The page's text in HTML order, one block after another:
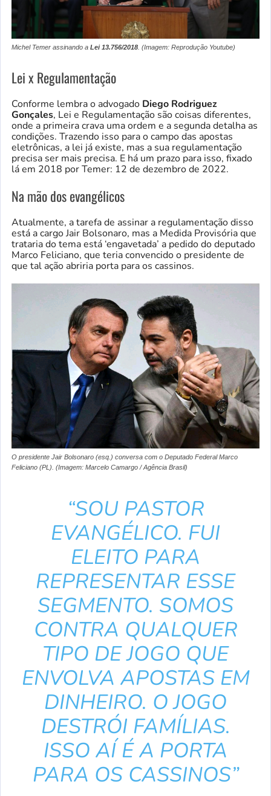
Michel Temer assinando a Lei 13.756/2018 . (Imagem: Reprodução Youtube)
Lei x Regulamentação
Conforme lembra o advogado Diego Rodriguez
Gonçales, Lei e Regulamentação são coisas diferentes,
onde a primeira crava uma ordem e a segunda detalha as
condições. Trazendo isso para o campo das apostas
eletrônicas, a lei já existe, mas a sua regulamentação
precisa ser mais precisa. E há um prazo para isso, fixado
lá em 2018 por Temer: 12 de dezembro de 2022.
Na mão dos evangélicos
Atualmente, a tarefa de assinar a regulamentação disso
está a cargo Jair Bolsonaro, mas a Medida Provisória que
trataria do tema está ‘engavetada’ a pedido do deputado
Marco Feliciano, que teria convencido o presidente de
que tal ação abriria porta para os cassinos.
O presidente Jair Bolsonaro (esq.) conversa com o Deputado Federal Marco
Feliciano (PL). (Imagem: Marcelo Camargo / Agência Brasil)
“SOU PASTOR
EVANGÉLICO. FUI
ELEITO PARA
REPRESENTAR ESSE
SEGMENTO. SOMOS
CONTRA QUALQUER
TIPO DE JOGO QUE
ENVOLVA APOSTAS EM
DINHEIRO. O JOGO
DESTRÓI FAMÍLIAS.
ISSO AÍ É A PORTA
PARA OS CASSINOS”